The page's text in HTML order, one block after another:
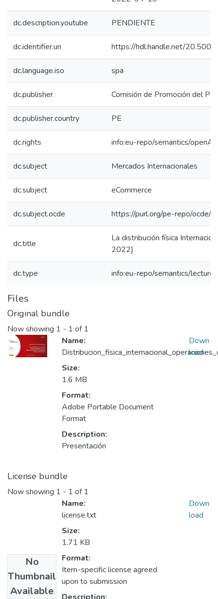
dc.description.youtube PENDIENTE
dc.identifier.uri https://hdl.handle.net/
dc.language.iso spa
dc.publisher Comisión de Promoción del
dc.publisher.country PE
dc.rights info:eu-repo/semantics/
dc.subject Mercados Internacionales
dc.subject eCommerce
dc.subject.ocde https://purl.org/pe-repo/ocde/
dc.title
La distribución física
2022]
dc.type info:eu-repo/semantics/lecture
Files
Original bundle
Now showing 1 - 1 of 1
Name:
Size:
1.6 MB
Format:
Adobe Portable Document
Format
Description:
Presentación
Down
load
License bundle
Now showing 1 - 1 of 1
No
Thumbnail
Available
Name:
license.txt
Size:
1.71 KB
Format:
Item-specific license agreed
upon to submission
Down
load